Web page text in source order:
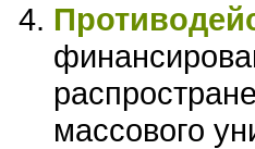
массового